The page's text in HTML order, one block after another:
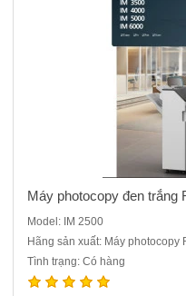
Máy photocopy đen trắng
Model: IM 2500
Hãng sản xuất: Máy photocopy
Tình trạng: Có hàng
cấpChức năng: Copy màu –
mặt bản chụp – Chia bộ - Cấp